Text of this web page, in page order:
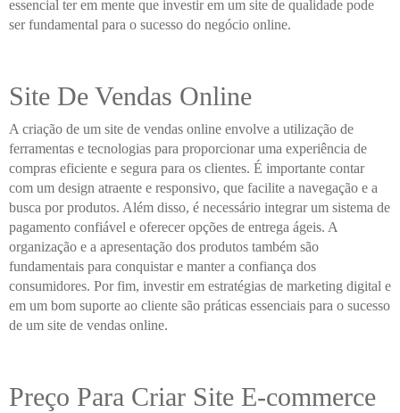
essencial ter em mente que investir em um site de qualidade pode
ser fundamental para o sucesso do negócio online.
Site De Vendas Online
A criação de um site de vendas online envolve a utilização de
ferramentas e tecnologias para proporcionar uma experiência de
compras eficiente e segura para os clientes. É importante contar
com um design atraente e responsivo, que facilite a navegação e a
busca por produtos. Além disso, é necessário integrar um sistema de
pagamento confiável e oferecer opções de entrega ágeis. A
organização e a apresentação dos produtos também são
fundamentais para conquistar e manter a confiança dos
consumidores. Por fim, investir em estratégias de marketing digital e
em um bom suporte ao cliente são práticas essenciais para o sucesso
de um site de vendas online.
Preço Para Criar Site E-commerce